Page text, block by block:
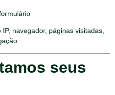
navegador, páginas visitadas,
seus